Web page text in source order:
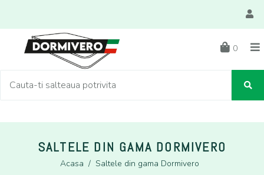
0
SALTELE DIN GAMA DORMIVERO
Acasa / Saltele din gama Dormivero